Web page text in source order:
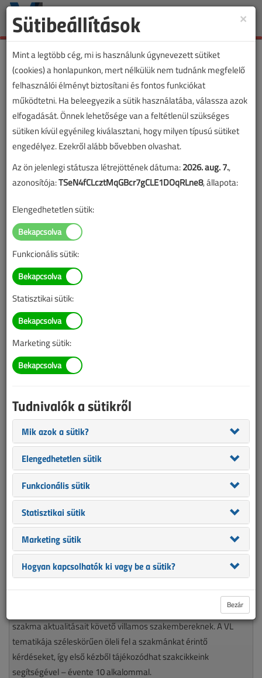
Toggle
VL cikkvásárlás
Egylakásos, kétvezetékes, digitális videó
kaputelefonok című cikk vásárlása
A vásárlással korlátlan hozzáférést kap a cikkhez, ami a
sikeres online elektronikus fizetést követően azonnal
aktiválódik. A hozzáférése nem évül el.
A rendeléshez kérjük, lépjen be!
Illetve, ha még nem tette meg, kérjük, regisztráljon!
Tudnivalók az online cikkvásárlásról
Van más mód ahhoz, hogy hozzáférjek egy cikkhez?
A megvásárolt cikket megkapom nyomtatott formában
Meddig érvényes a hozzáférés a megvásárolt cikkhez?
VL előfizetés
nélkülözhetetlen olvasmánya minden munkájára igényes, a
szakma aktualitásait követő villamos szakembereknek. A VL
tematikája széleskörűen öleli fel a szakmánkat érintő
kérdéseket, így első kézből tájékozódhat szakcikkeink
segítségével – évente 10 alkalommal.
×
Sütibeállítások
Mint a legtöbb cég, mi is használunk úgynevezett sütiket
(cookies) a honlapunkon, mert nélkülük nem tudnánk megfelelő
felhasználói élményt biztosítani és fontos funkciókat
működtetni. Ha beleegyezik a sütik használatába, válassza azok
elfogadását. Önnek lehetősége van a feltétlenül szükséges
sütiken kívül egyénileg kiválasztani, hogy milyen típusú sütiket
engedélyez. Ezekről alább bővebben olvashat.
Az ön jelenlegi státusza létrejöttének dátuma:2026. aug. 7.,
azonosítója:TSeN4fCLcztMqGBcr7gCLE1DOqRLne8, állapota:
Elengedhetetlen sütik:
Funkcionális sütik:
Statisztikai sütik:
Marketing sütik:
Tudnivalók a sütikről
Mik azok a sütik?
Elengedhetetlen sütik
Funkcionális sütik
Statisztikai sütik
Marketing sütik
Hogyan kapcsolhatók ki vagy be a sütik?
Bezár